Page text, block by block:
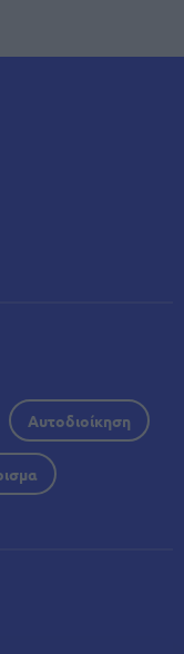
Αυτοδιοίκηση